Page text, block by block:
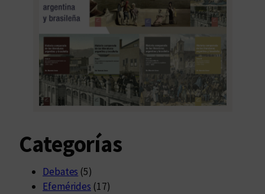
Categorías
Debates (5)
Efemérides (17)